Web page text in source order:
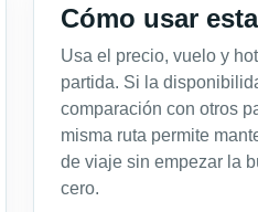
Cómo usar
Usa el precio, vuelo y
partida. Si la
comparación con otros
misma ruta permite
de viaje sin empezar la
cero.